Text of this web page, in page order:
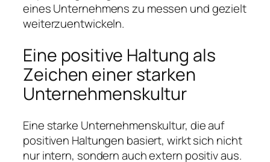
eines Unternehmens zu messen und gezielt
weiterzuentwickeln.
Eine positive Haltung als
Zeichen einer starken
Unternehmenskultur
Eine starke Unternehmenskultur, die auf
positiven Haltungen basiert, wirkt sich nicht
nur intern, sondern auch extern positiv aus.